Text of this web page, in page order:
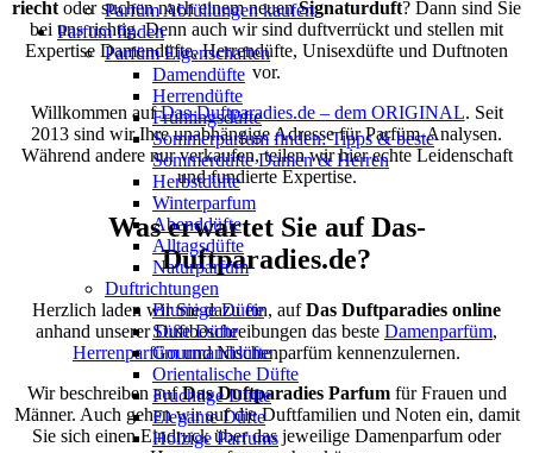
Parfüm Abfüllungen kaufen
Parfum finden
Parfüm Eigenschaften
Damendüfte
Herrendüfte
Frühlingsdüfte
Sommerparfum finden: Tipps & beste
Sommerdüfte Damen & Herren
Herbstdüfte
Winterparfum
Abenddüfte
Alltagsdüfte
Naturparfüm
Duftrichtungen
Blumige Düfte
Süße Düfte
Gourmanddüfte
Orientalische Düfte
Fruchtige Düfte
Elegante Düfte
Holzige Parfums
riecht oder suchen nach einem neuenSignaturduft? Dann sind Sie
bei uns richtig. Denn auch wir sind duftverrückt und stellen mit
Expertise Damendüfte, Herrendüfte, Unisexdüfte und Duftnoten
vor.
Willkommen aufDas-Duftparadies.de – dem ORIGINAL. Seit
2013 sind wir Ihre unabhängige Adresse für Parfüm-Analysen.
Während andere nur verkaufen, teilen wir hier echte Leidenschaft
und fundierte Expertise.
Was erwartet Sie auf Das-
Duftparadies.de?
Herzlich laden wir Sie dazu ein, aufDas Duftparadies online
anhand unserer Duftbeschreibungen das beste Damenparfüm,
Herrenparfümund Nischenparfüm kennenzulernen.
Wir beschreiben aufDas Duftparadies Parfumfür Frauen und
Männer. Auch gehen wir auf die Duftfamilien und Noten ein, damit
Sie sich einen Eindruck über das jeweilige Damenparfum oder